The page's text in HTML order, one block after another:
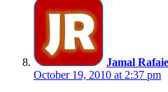
Jamal Rafaie
October 19, 2010 at 2:37 pm